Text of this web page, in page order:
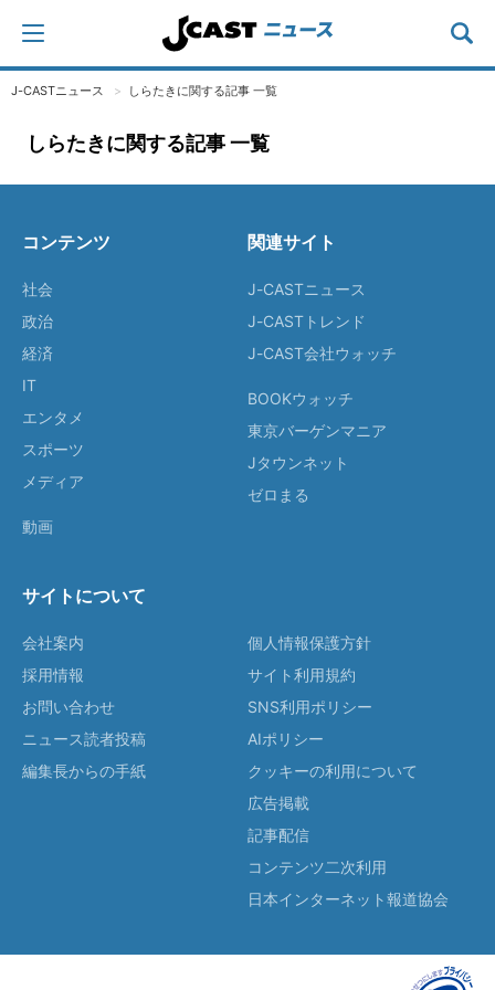
J-CASTニュース しらたきに関する記事 一覧
しらたきに関する記事 一覧
コンテンツ
社会
政治
経済
IT
エンタメ
スポーツ
メディア
動画
関連サイト
J-CASTニュース
J-CASTトレンド
J-CAST会社ウォッチ
BOOKウォッチ
東京バーゲンマニア
Jタウンネット
ゼロまる
サイトについて
会社案内
採用情報
お問い合わせ
ニュース読者投稿
編集長からの手紙
個人情報保護方針
サイト利用規約
SNS利用ポリシー
AIポリシー
クッキーの利用について
広告掲載
記事配信
コンテンツ二次利用
日本インターネット報道協会